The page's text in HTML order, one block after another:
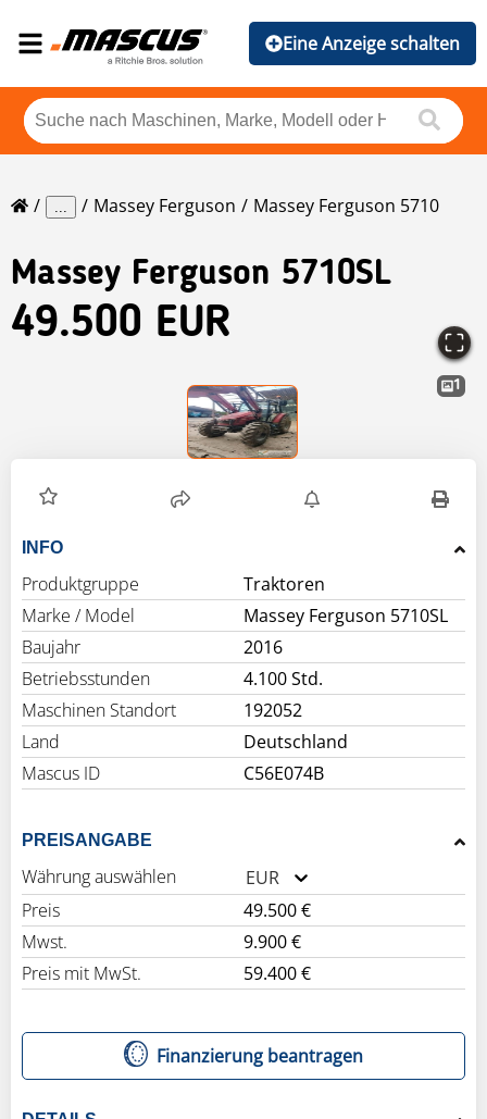
Eine Anzeige schalten
... Massey Ferguson Massey Ferguson 5710
Massey Ferguson 5710SL
49.500 EUR
1
INFO
Produktgruppe
Traktoren
Marke / Model
Massey Ferguson 5710SL
Baujahr
2016
Betriebsstunden
4.100 Std.
Maschinen Standort
192052
Land
Deutschland
Mascus ID
C56E074B
PREISANGABE
Währung auswählen
EUR
Preis
49.500 €
Mwst.
9.900 €
Preis mit MwSt.
59.400 €
Finanzierung beantragen